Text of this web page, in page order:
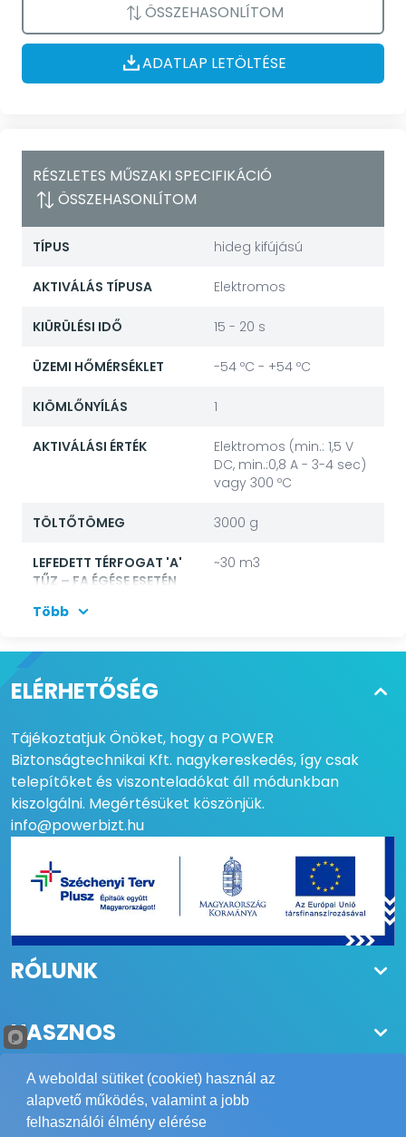
ÖSSZEHASONLÍTOM
ADATLAP LETÖLTÉSE
RÉSZLETES MŰSZAKI SPECIFIKÁCIÓ
ÖSSZEHASONLÍTOM
TÍPUS hideg kifújású
AKTIVÁLÁS TÍPUSA Elektromos
KIÜRÜLÉSI IDŐ 15 - 20 s
ÜZEMI HŐMÉRSÉKLET -54 ºC - +54 ºC
KIÖMLŐNYÍLÁS 1
AKTIVÁLÁSI ÉRTÉK
Elektromos (min.: 1,5 V
DC, min.:0,8 A - 3-4 sec)
vagy 300 ºC
TÖLTŐTÖMEG 3000 g
LEFEDETT TÉRFOGAT 'A'
TŰZ – FA ÉGÉSE ESETÉN
~30 m3
ELHELYEZÉS
helyiség - Ipar
MEGNEVEZÉS
AJÁNLOTT ALKALMAZÁSI
TERÜLET
Helyiség - Transport -
Storage - Gépészeti
helyiség - Ipar
LEFEDETT TÉRFOGAT 'A'
POLIMETILMETAKRILÁT
ÉGÉSE ESETÉN
TŰZ – POLIPROPILÉN
ÉGÉSE ESETÉN
LEFEDETT TÉRFOGAT 'A'
TŰZ – REFORMÁLT FA
ESETÉN
Több
ELÉRHETŐSÉG
Tájékoztatjuk Önöket, hogy a POWER
Biztonságtechnikai Kft. nagykereskedés, így csak
telepítőket és viszonteladókat áll módunkban
kiszolgálni. Megértésüket köszönjük.
info@powerbizt.hu
RÓLUNK
HASZNOS
A weboldal sütiket (cookiet) használ az
alapvető működés, valamint a jobb
felhasználói élmény elérése